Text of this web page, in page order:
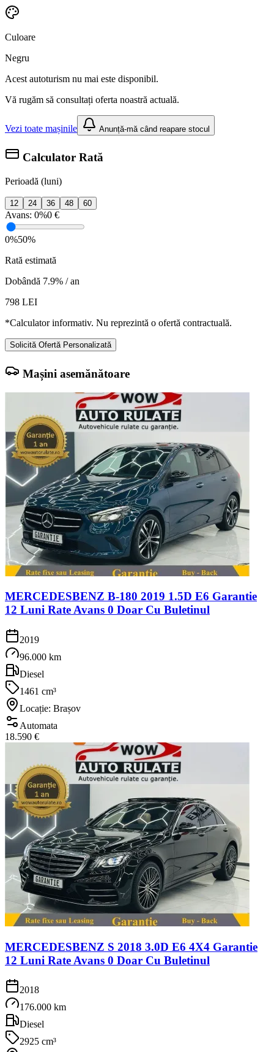
Culoare
Negru
Acest autoturism nu mai este disponibil.
Vă rugăm să consultați oferta noastră actuală.
Vezi toate mașinile Anunță-mă când reapare stocul
Calculator Rată
Perioadă (luni)
12 24 36 48 60
Avans: 0%0 €
0%50%
Rată estimată
Dobândă 7.9% / an
798 LEI
*Calculator informativ. Nu reprezintă o ofertă contractuală.
Solicită Ofertă Personalizată
Mașini asemănătoare
MERCEDESBENZ B-180 2019 1.5D E6 Garantie
12 Luni Rate Avans 0 Doar Cu Buletinul
2019
96.000 km
Diesel
1461 cm³
Locație: Brașov
Automata
18.590 €
MERCEDESBENZ S 2018 3.0D E6 4X4 Garantie
12 Luni Rate Avans 0 Doar Cu Buletinul
2018
176.000 km
Diesel
2925 cm³